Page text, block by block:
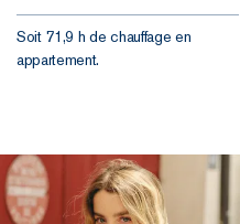
Soit 71,9 h de chauffage en
appartement.